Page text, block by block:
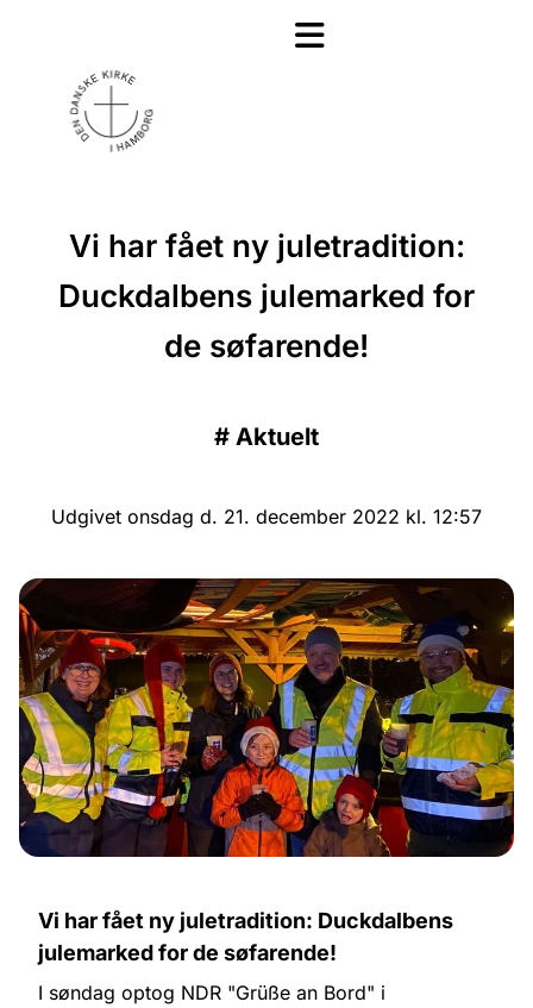
Vi har fået ny juletradition:
Duckdalbens julemarked for
de søfarende!
# Aktuelt
Udgivet onsdag d. 21. december 2022 kl. 12:57
Vi har fået ny juletradition: Duckdalbens
julemarked for de søfarende!
I søndag optog NDR "Grüße an Bord" i